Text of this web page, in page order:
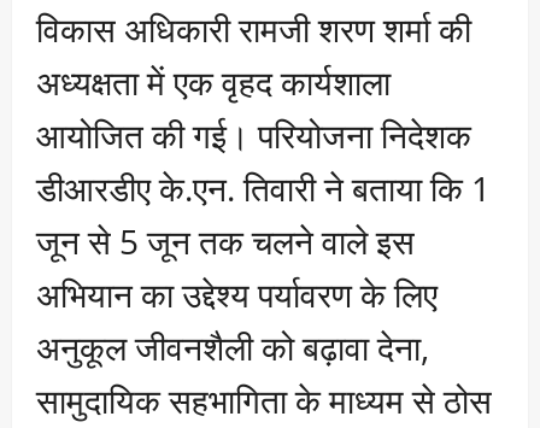
विकास अधिकारी रामजी शरण शर्मा की
अध्यक्षता में एक वृहद कार्यशाला
आयोजित की गई। परियोजना निदेशक
डीआरडीए के.एन. तिवारी ने बताया कि 1
जून से 5 जून तक चलने वाले इस
अभियान का उद्देश्य पर्यावरण के लिए
अनुकूल जीवनशैली को बढ़ावा देना,
सामुदायिक सहभागिता के माध्यम से ठोस